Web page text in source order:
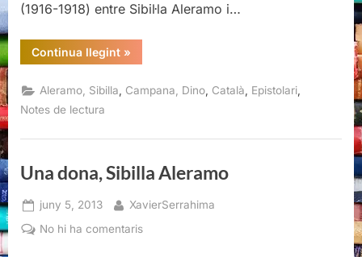
(1916-1918) entre Sibil·la Aleramo i…
Continua llegint“Cartes
(1916-
Sibi·la
Aleramo
»
Aleramo, Sibilla Campana, Dino Català Epistolari
Notes de lectura
Una dona, Sibilla Aleramo
Posted
on
juny 5, 2013 By
XavierSerrahima
No hi ha comentarisa